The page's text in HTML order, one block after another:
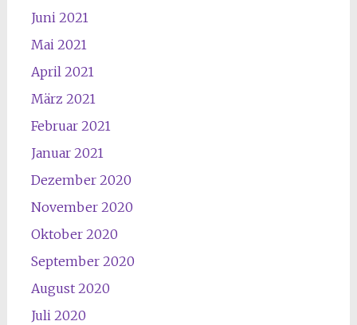
Juni 2021
Mai 2021
April 2021
März 2021
Februar 2021
Januar 2021
Dezember 2020
November 2020
Oktober 2020
September 2020
August 2020
Juli 2020